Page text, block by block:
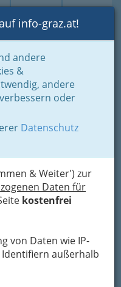
Login Toggle
info-graz.at!
andere
&
andere
oder
Datenschutz
& Weiter') zur
Daten für
kostenfrei
von Daten wie IP-
Identifiern außerhalb
- der Handel
Lebens